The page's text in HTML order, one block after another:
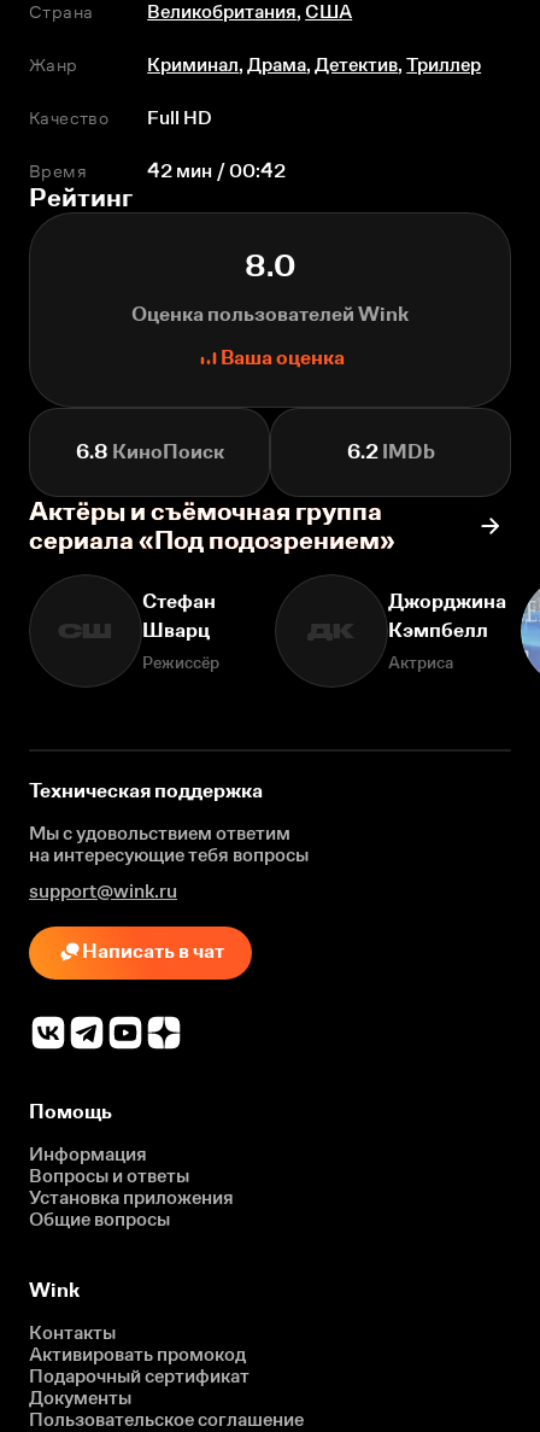
Страна
Великобритания,США
Жанр Криминал,Драма,Детектив,Триллер
Качество Full HD
Время 42 мин / 00:42
Рейтинг
8.0
Оценка пользователей Wink
Ваша оценка
6.8 КиноПоиск 6.2IMDb
Актёры и съёмочная группа
сериала «Под подозрением»
СШ
Стефан
Шварц
Режиссёр
ДК
Джорджина
Кэмпбелл
Актриса
Техническая поддержка
Мы с удовольствием ответим
на интересующиетебя вопросы
support@wink.ru
Написать в чат
Помощь
Информация
Вопросы и ответы
Установка приложения
Общие вопросы
Wink
Контакты
Активировать промокод
Подарочный сертификат
Документы
Пользовательское соглашение